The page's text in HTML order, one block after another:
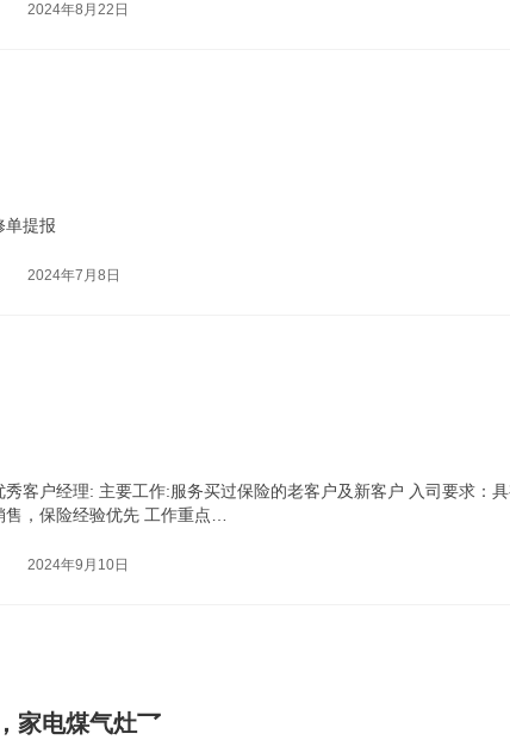
2024年8月22日
单提报
2024年7月8日
秀客户经理: 主要工作:服务买过保险的老客户及新客户 入司要求：
，保险经验优先 工作重点…
2024年9月10日
家电煤气灶乛